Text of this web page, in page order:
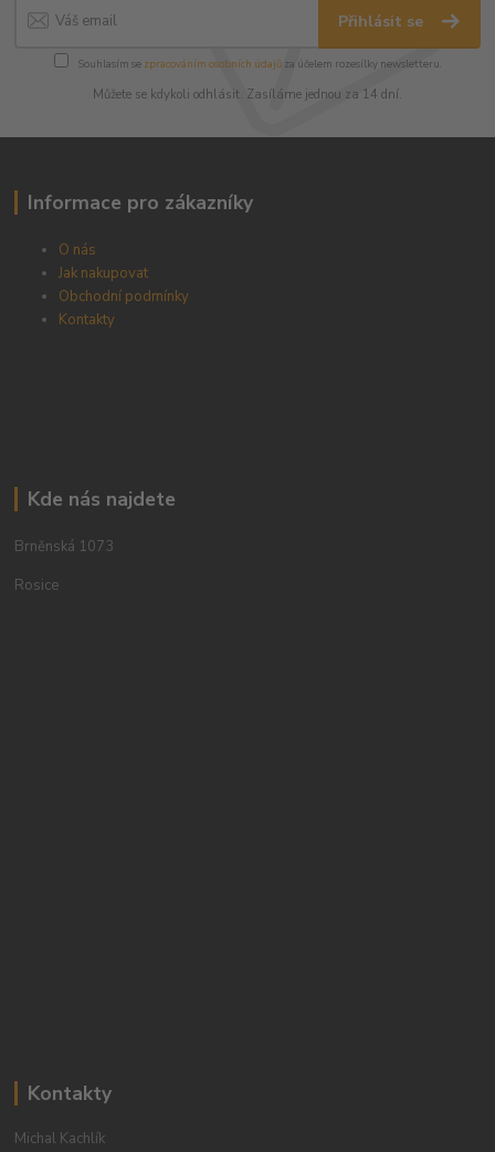
Přihlásit se
Souhlasím se zpracováním osobních údajůza účelem rozesílky newsletteru.
Můžete se kdykoli odhlásit. Zasíláme jednou za 14 dní.
Informace pro zákazníky
O nás
Jak nakupovat
Obchodní podmínky
Kontakty
Kde nás najdete
Brněnská 1073
Rosice
Kontakty
Michal Kachlík